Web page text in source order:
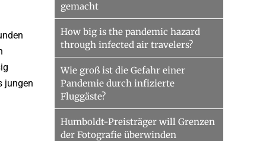
jungen
gemacht
How big is the pandemic hazard
through infected air travelers?
Wie groß ist die Gefahr einer
Pandemie durch infizierte
Fluggäste?
Humboldt-Preisträger will Grenzen
der Fotografie überwinden